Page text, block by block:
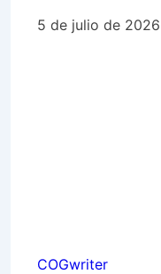
5 de julio de 2026
COGwriter